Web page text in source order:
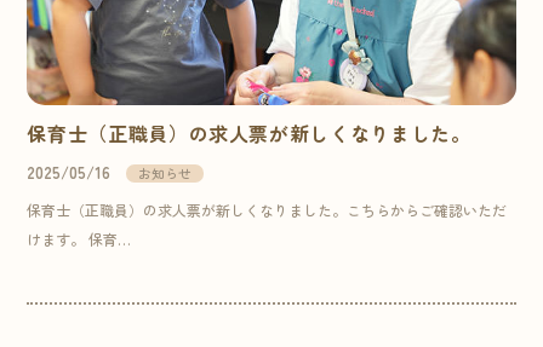
保育士（正職員）の求人票が新しくなりました。
2025/05/16 お知らせ
保育士（正職員）の求人票が新しくなりました。こちらからご確認いただ
けます。 保育…